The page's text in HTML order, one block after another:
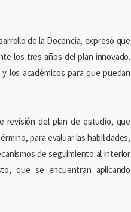
de la Docencia, expresó que
los tres años del plan innovado.
los académicos para que puedan
revisión del plan de estudio, que
para evaluar las habilidades,
de seguimiento al interior
que se encuentran aplicando